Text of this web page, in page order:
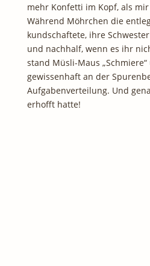
mehr Konfetti im Kopf, als
Während Möhrchen die
kundschaftete, ihre
und nachhalf, wenn es ihr
stand Müsli-Maus
gewissenhaft an der
Aufgabenverteilung. Und
erhofft hatte!